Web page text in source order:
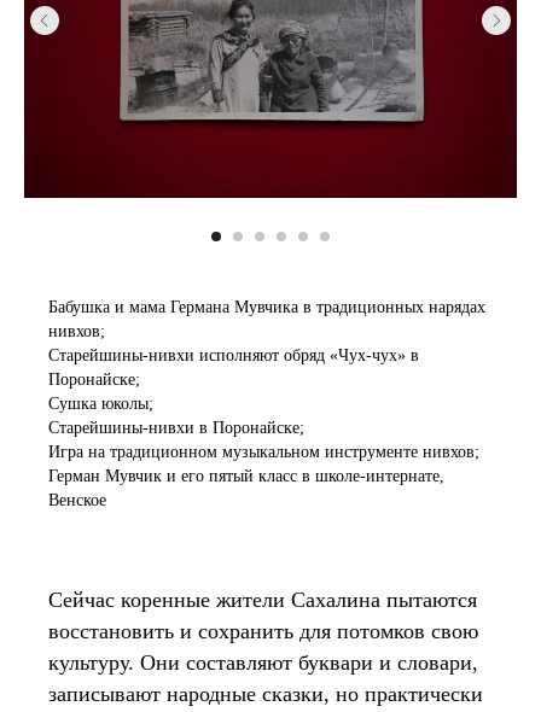
Бабушка и мама Германа Мувчика в традиционных нарядах
нивхов;
Старейшины-нивхи исполняют обряд «Чух-чух» в
Поронайске;
Сушка юколы;
Старейшины-нивхи в Поронайске;
Игра на традиционном музыкальном инструменте нивхов;
Герман Мувчик и его пятый класс в школе-интернате,
Венское
Сейчас коренные жители Сахалина пытаются
восстановить и сохранить для потомков свою
культуру. Они составляют буквари и словари,
записывают народные сказки, но практически